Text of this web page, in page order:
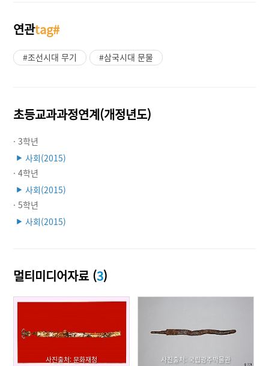
연관tag#
#조선시대 무기 #삼국시대 문물
초등교과과정연계(개정년도)
· 3학년
▶ 사회(2015)
· 4학년
▶ 사회(2015)
· 5학년
▶ 사회(2015)
멀티미디어자료 (3)
사진출처: 문화재청 사진출처: 국립광주박물관